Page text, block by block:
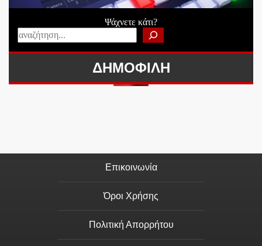
Ψάχνετε κάτι?
ΔΗΜΟΦΙΛΗ
Επικοινωνία
Όροι Χρήσης
Πολιτική Απορρήτου